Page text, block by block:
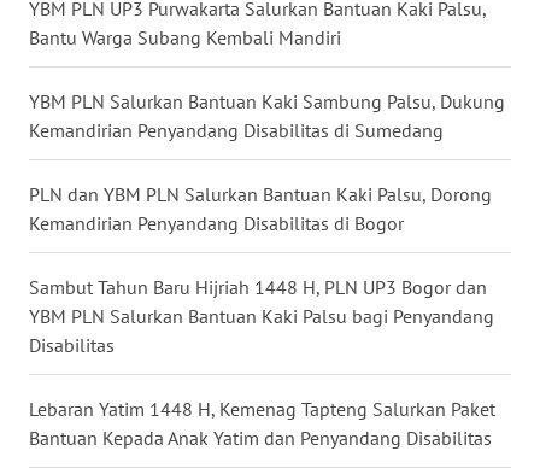
YBM PLN UP3 Purwakarta Salurkan Bantuan Kaki Palsu,
Bantu Warga Subang Kembali Mandiri
YBM PLN Salurkan Bantuan Kaki Sambung Palsu, Dukung
Kemandirian Penyandang Disabilitas di Sumedang
PLN dan YBM PLN Salurkan Bantuan Kaki Palsu, Dorong
Kemandirian Penyandang Disabilitas di Bogor
Sambut Tahun Baru Hijriah 1448 H, PLN UP3 Bogor dan
YBM PLN Salurkan Bantuan Kaki Palsu bagi Penyandang
Disabilitas
Lebaran Yatim 1448 H, Kemenag Tapteng Salurkan Paket
Bantuan Kepada Anak Yatim dan Penyandang Disabilitas
WN
WN
DAIRI
DANAU
TOBA